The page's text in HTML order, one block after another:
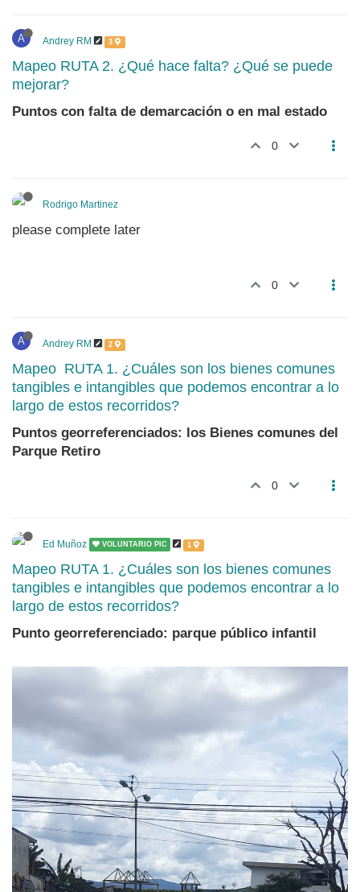
A Andrey RM 3
Mapeo RUTA 2. ¿Qué hace falta? ¿Qué se puede
mejorar?
Puntos con falta de demarcación o en mal estado
0
Rodrigo Martinez
please complete later
0
A Andrey RM 2
Mapeo RUTA 1. ¿Cuáles son los bienes comunes
tangibles e intangibles que podemos encontrar a lo
largo de estos recorridos?
Puntos georreferenciados: los Bienes comunes del
Parque Retiro
0
Ed Muñoz VOLUNTARIO PIC 1
Mapeo RUTA 1. ¿Cuáles son los bienes comunes
tangibles e intangibles que podemos encontrar a lo
largo de estos recorridos?
Punto georreferenciado: parque público infantil